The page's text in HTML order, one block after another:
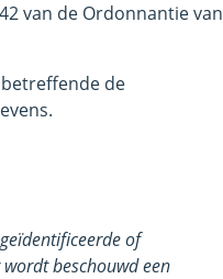
van de Ordonnantie van
de
of
beschouwd een